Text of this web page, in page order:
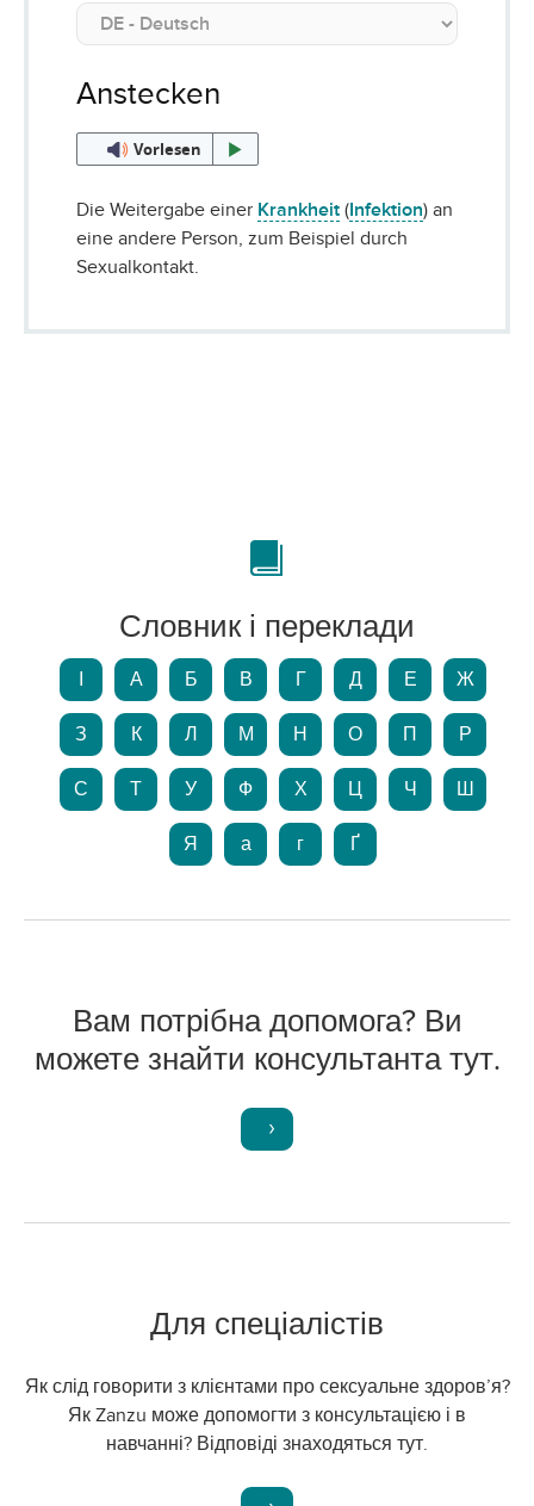
Anstecken
Vorlesen
Die Weitergabe einer Krankheit ( Infektion) an
eine andere Person, zum Beispiel durch
Sexualkontakt.
Словник і переклади
А Б В Г Д Е Ж
З К Л М Н О П Р
С Т У Ф Х Ц Ч Ш
Я а г Ґ
Вам потрібна допомога? Ви
можете знайти консультанта тут.
Для спеціалістів
Як слід говорити з клієнтами про сексуальне здоров’я?
Як Zanzu може допомогти з консультацією і в
навчанні? Відповіді знаходяться тут.